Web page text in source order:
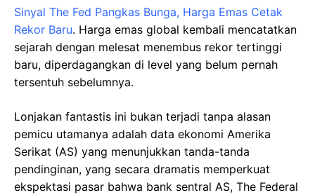
Sinyal The Fed Pangkas Bunga, Harga Emas Cetak
Rekor Baru. Harga emas global kembali mencatatkan
sejarah dengan melesat menembus rekor tertinggi
baru, diperdagangkan di level yang belum pernah
tersentuh sebelumnya.
Lonjakan fantastis ini bukan terjadi tanpa alasan
pemicu utamanya adalah data ekonomi Amerika
Serikat (AS) yang menunjukkan tanda-tanda
pendinginan, yang secara dramatis memperkuat
ekspektasi pasar bahwa bank sentral AS, The Federal